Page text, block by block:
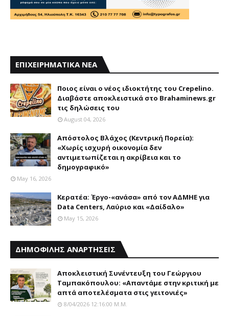
ΕΠΙΧΕΙΡΗΜΑΤΙΚΑ ΝΕΑ
Ποιος είναι ο νέος ιδιοκτήτης του Crepelino.
Διαβάστε αποκλειστικά στο Brahaminews.gr
τις δηλώσεις του
August 04, 2026
Απόστολος Βλάχος (Κεντρική Πορεία):
«Χωρίς ισχυρή οικονομία δεν
αντιμετωπίζεται η ακρίβεια και το
δημογραφικό»
May 16, 2026
Κερατέα: Έργο-«ανάσα» από τον ΑΔΜΗΕ για
Data Centers, Λαύριο και «Δαίδαλο»
May 15, 2026
ΔΗΜΟΦΙΛΗΣ ΑΝΑΡΤΗΣΕΙΣ
Αποκλειστική Συνέντευξη του Γεώργιου
Ταμπακόπουλου: «Απαντάμε στην κριτική με
απτά αποτελέσματα στις γειτονιές»
8/04/2026 12:16:00 Μ.μ.